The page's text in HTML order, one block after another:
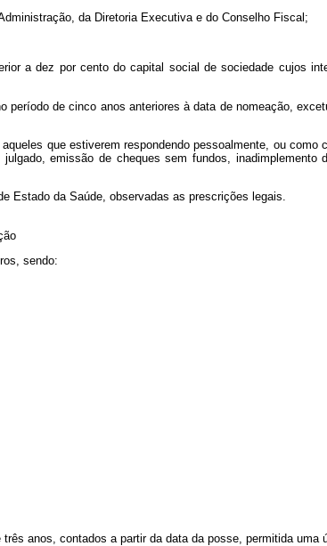
da Diretoria Executiva e do Conselho Fiscal;
a dez por cento do capital social de sociedade cujos
de cinco anos anteriores à data de nomeação,
que estiverem respondendo pessoalmente, ou como
emissão de cheques sem fundos, inadimplemento
Estado da Saúde, observadas as prescrições legais.
sendo:
anos, contados a partir da data da posse, permitida uma